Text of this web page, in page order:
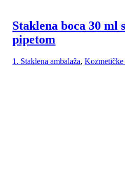
Staklena boca 30 ml
pipetom
1. Staklena ambalaža,Kozmetičke